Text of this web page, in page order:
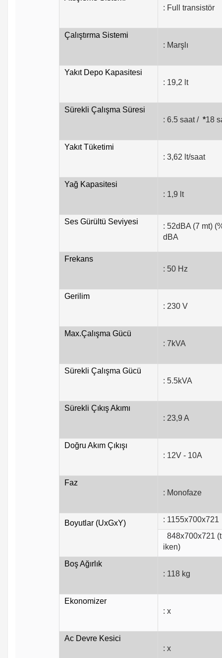
: Full transistör
Çalıştırma Sistemi
: Marşlı
Yakıt Depo Kapasitesi
: 19,2 lt
Sürekli Çalışma Süresi
: 6.5 saat / *18
Yakıt Tüketimi
: 3,62 lt/saat
Yağ Kapasitesi
: 1,9 lt
Ses Gürültü Seviyesi
: 52dBA (7 mt)
dBA
Frekans
: 50 Hz
Gerilim
: 230 V
Max.Çalışma Gücü
: 7kVA
Sürekli Çalışma Gücü
: 5.5kVA
Sürekli Çıkış Akımı
: 23,9 A
Doğru Akım Çıkışı
: 12V - 10A
Faz
: Monofaze
Boyutlar (UxGxY)
: 1155x700x721
848x700x721
iken)
Boş Ağırlık
: 118 kg
Ekonomizer
: x
Ac Devre Kesici
: x